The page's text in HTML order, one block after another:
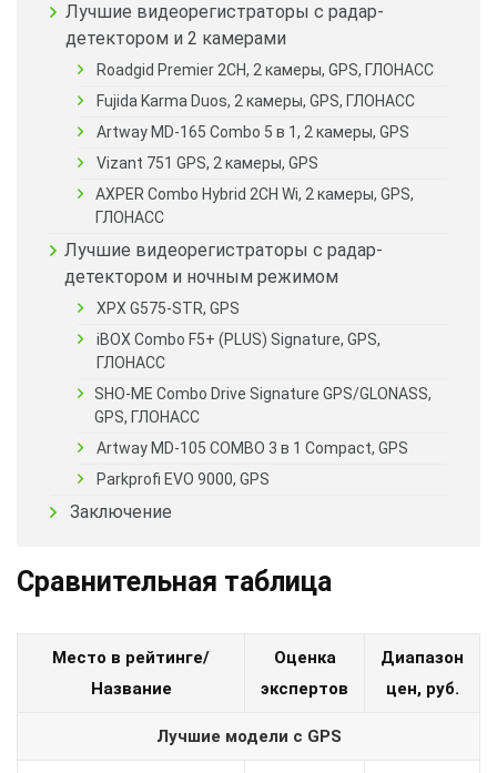
Лучшие видеорегистраторы с радар-
детектором и 2 камерами
Roadgid Premier 2CH, 2 камеры, GPS, ГЛОНАСС
Fujida Karma Duos, 2 камеры, GPS, ГЛОНАСС
Artway MD-165 Combo 5 в 1, 2 камеры, GPS
Vizant 751 GPS, 2 камеры, GPS
AXPER Combo Hybrid 2CH Wi, 2 камеры, GPS,
ГЛОНАСС
Лучшие видеорегистраторы с радар-
детектором и ночным режимом
XPX G575-STR, GPS
iBOX Combo F5+ (PLUS) Signature, GPS,
ГЛОНАСС
SHO-ME Combo Drive Signature GPS/GLONASS,
GPS, ГЛОНАСС
Artway MD-105 COMBO 3 в 1 Compact, GPS
Parkprofi EVO 9000, GPS
Заключение
Сравнительная таблица
Место в рейтинге/
Название
Оценка
экспертов
Диапазон
цен, руб.
Лучшие модели с GPS